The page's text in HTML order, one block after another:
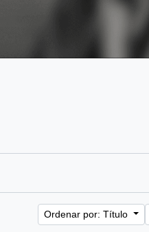
Ordenar por: Título